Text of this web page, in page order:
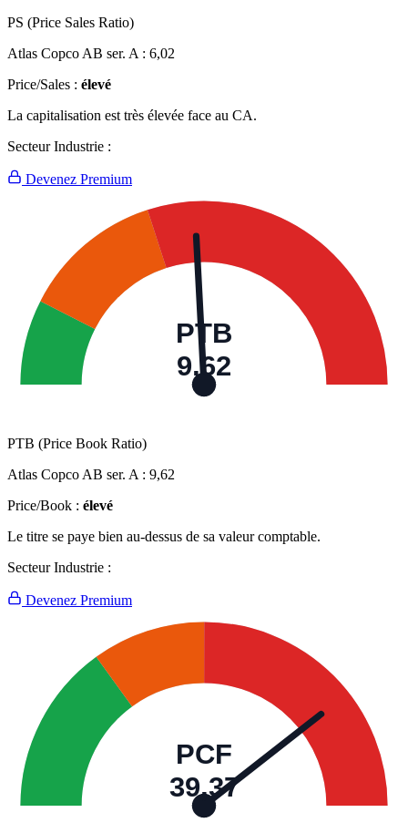
PS (Price Sales Ratio)
Atlas Copco AB ser. A : 6,02
Price/Sales : élevé
La capitalisation est très élevée face au CA.
Secteur Industrie :
Devenez Premium
PTB
9,62
PTB (Price Book Ratio)
Atlas Copco AB ser. A : 9,62
Price/Book : élevé
Le titre se paye bien au-dessus de sa valeur comptable.
Secteur Industrie :
Devenez Premium
PCF
39,37